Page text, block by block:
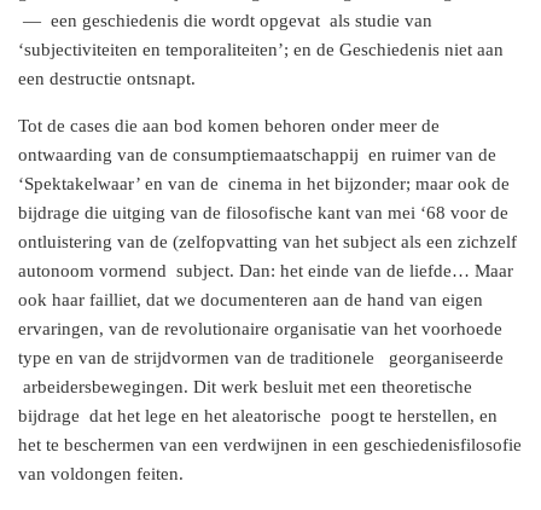
— een geschiedenis die wordt opgevat als studie van
‘subjectiviteiten en temporaliteiten’; en de Geschiedenis niet aan
een destructie ontsnapt.
Tot de cases die aan bod komen behoren onder meer de
ontwaarding van de consumptiemaatschappij en ruimer van de
‘Spektakelwaar’ en van de cinema in het bijzonder; maar ook de
bijdrage die uitging van de filosofische kant van mei ‘68 voor de
ontluistering van de (zelfopvatting van het subject als een zichzelf
autonoom vormend subject. Dan: het einde van de liefde… Maar
ook haar failliet, dat we documenteren aan de hand van eigen
ervaringen, van de revolutionaire organisatie van het voorhoede
type en van de strijdvormen van de traditionele georganiseerde
arbeidersbewegingen. Dit werk besluit met een theoretische
bijdrage dat het lege en het aleatorische poogt te herstellen, en
het te beschermen van een verdwijnen in een geschiedenisfilosofie
van voldongen feiten.